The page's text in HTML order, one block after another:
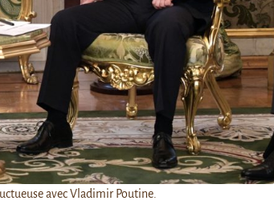
avec Vladimir Poutine.